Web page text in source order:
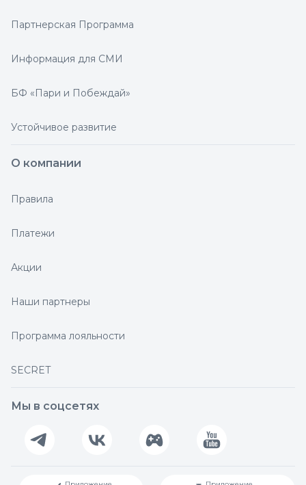
Партнерская Программа
Информация для СМИ
БФ «Пари и Побеждай»
Устойчивое развитие
О компании
Правила
Платежи
Акции
Наши партнеры
Программа лояльности
SECRET
Мы в соцсетях